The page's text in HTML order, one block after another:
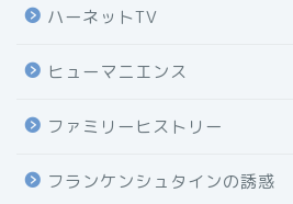
ハーネットTV
ヒューマニエンス
ファミリーヒストリー
フランケンシュタインの誘惑